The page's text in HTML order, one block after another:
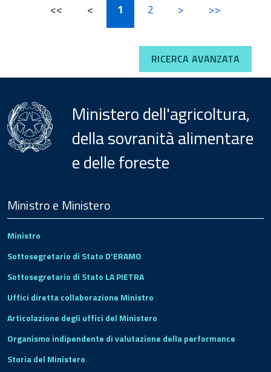
<< < 1 2 > >>
RICERCA AVANZATA
Ministero dell'agricoltura,
della sovranità alimentare
e delle foreste
Footer
Ministro e Ministero
Ministro
Sottosegretario di Stato D'ERAMO
Sottosegretario di Stato LA PIETRA
Uffici diretta collaborazione Ministro
Articolazione degli uffici del Ministero
Organismo indipendente di valutazione della performance
Storia del Ministero